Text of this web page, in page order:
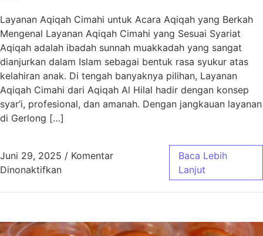
Layanan Aqiqah Cimahi untuk Acara Aqiqah yang Berkah
Mengenal Layanan Aqiqah Cimahi yang Sesuai Syariat
Aqiqah adalah ibadah sunnah muakkadah yang sangat
dianjurkan dalam Islam sebagai bentuk rasa syukur atas
kelahiran anak. Di tengah banyaknya pilihan, Layanan
Aqiqah Cimahi dari Aqiqah Al Hilal hadir dengan konsep
syar’i, profesional, dan amanah. Dengan jangkauan layanan
di Gerlong […]
Juni 29, 2025 / Komentar
Dinonaktifkanpada Layanan Aqiqah Cimahi untuk Acara
Baca Lebih
Lanjut